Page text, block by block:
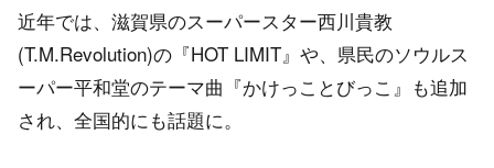
近年では、滋賀県のスーパースター西川貴教
(T.M.Revolution)の『HOT LIMIT』や、県民のソウルス
ーパー平和堂のテーマ曲『かけっことびっこ』も追加
され、全国的にも話題に。